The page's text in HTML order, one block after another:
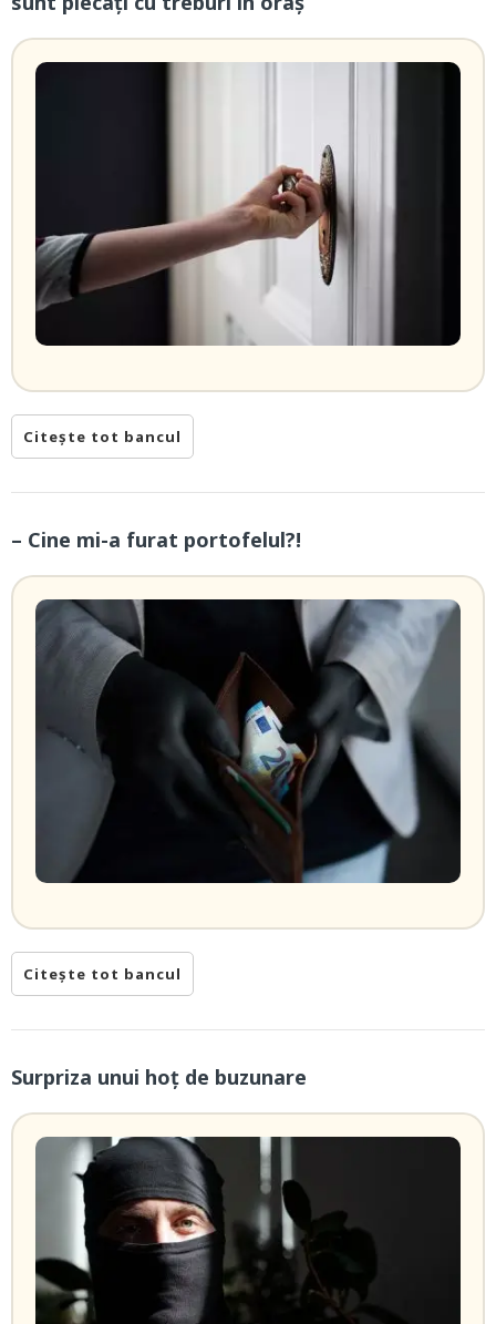
Citește tot bancul
– Cine mi-a furat portofelul?!
Citește tot bancul
Surpriza unui hoţ de buzunare